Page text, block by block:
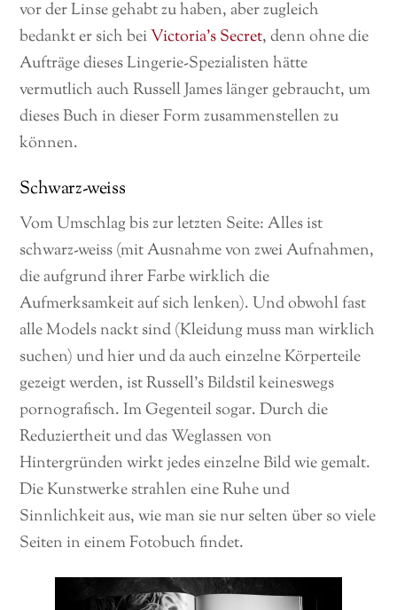
vor der Linse gehabt zu haben, aber zugleich
bedankt er sich beiVictoria’s Secret, denn ohne die
Aufträge dieses Lingerie-Spezialisten hätte
vermutlich auch Russell James länger gebraucht, um
dieses Buch in dieser Form zusammenstellen zu
können.
Schwarz-weiss
Vom Umschlag bis zur letzten Seite: Alles ist
schwarz-weiss (mit Ausnahme von zwei Aufnahmen,
die aufgrund ihrer Farbe wirklich die
Aufmerksamkeit auf sich lenken). Und obwohl fast
alle Models nackt sind (Kleidung muss man wirklich
suchen) und hier und da auch einzelne Körperteile
gezeigt werden, ist Russell’s Bildstil keineswegs
pornografisch. Im Gegenteil sogar. Durch die
Reduziertheit und das Weglassen von
Hintergründen wirkt jedes einzelne Bild wie gemalt.
Die Kunstwerke strahlen eine Ruhe und
Sinnlichkeit aus, wie man sie nur selten über so viele
Seiten in einem Fotobuch findet.